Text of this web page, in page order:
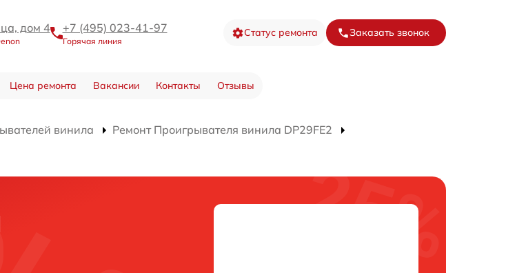
дом 4 +7 (495) 023-41-97
Горячая линия
Статус ремонта Заказать звонок
Цена ремонта Вакансии Контакты Отзывы
винила
Ремонт Проигрывателя винила DP29FE2